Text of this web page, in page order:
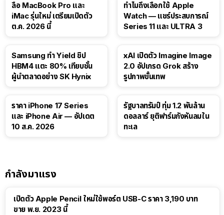
ลือ MacBook Pro และ
iMac รุ่นใหม่ เตรียมเปิดตัว
ต.ค. 2026 นี้
ทำไมถึงเลือกใช้ Apple
Watch — แชร์ประสบการณ์
Series 11 และ ULTRA 3
Samsung ทำ Yield ชิป
HBM4 แตะ 80% เทียบชั้น
ผู้นำตลาดอย่าง SK Hynix
xAI เปิดตัว Imagine Image
2.0 อัปเกรด Grok สร้าง
รูปภาพขั้นเทพ
ราคา iPhone 17 Series
และ iPhone Air — อัปเดต
10 ส.ค. 2026
รัฐบาลทรัมป์ ทุ่ม 1.2 พันล้าน
ดอลลาร์ ยุติฟาร์มกังหันลมใน
ทะเล
กำลังมาแรง
เปิดตัว Apple Pencil ใหม่ใช้พอร์ต USB-C ราคา 3,190 บาท
ขาย พ.ย. 2023 นี้